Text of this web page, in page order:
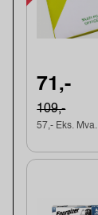
71,-
109,-
57,- Eks. Mva.